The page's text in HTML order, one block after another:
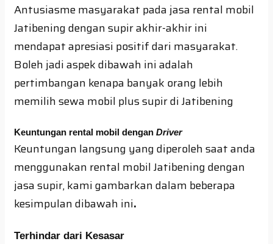
Antusiasme masyarakat pada jasa rental mobil
Jatibening dengan supir akhir-akhir ini
mendapat apresiasi positif dari masyarakat.
Boleh jadi aspek dibawah ini adalah
pertimbangan kenapa banyak orang lebih
memilih sewa mobil plus supir di Jatibening
Keuntungan rental mobil dengan Driver
Keuntungan langsung yang diperoleh saat anda
menggunakan rental mobil Jatibening dengan
jasa supir, kami gambarkan dalam beberapa
kesimpulan dibawah ini.
Terhindar dari Kesasar